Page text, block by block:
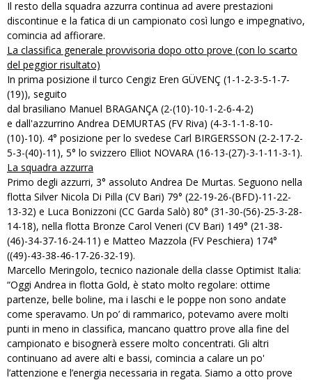
Il resto della squadra azzurra continua ad avere prestazioni
discontinue e la fatica di un campionato così lungo e impegnativo,
comincia ad affiorare.
La classifica generale provvisoria dopo otto prove (con lo scarto
del peggior risultato)
In prima posizione il turco Cengiz Eren GÜVENÇ (1-1-2-3-5-1-7-
(19)), seguito
dal brasiliano Manuel BRAGANÇA (2-(10)-10-1-2-6-4-2)
e dall'azzurrino Andrea DEMURTAS (FV Riva) (4-3-1-1-8-10-
(10)-10). 4° posizione per lo svedese Carl BIRGERSSON (2-2-17-2-
5-3-(40)-11), 5° lo svizzero Elliot NOVARA (16-13-(27)-3-1-11-3-1).
La squadra azzurra
Primo degli azzurri, 3° assoluto Andrea De Murtas. Seguono nella
flotta Silver Nicola Di Pilla (CV Bari) 79° (22-19-26-(BFD)-11-22-
13-32) e Luca Bonizzoni (CC Garda Salò) 80° (31-30-(56)-25-3-28-
14-18), nella flotta Bronze Carol Veneri (CV Bari) 149° (21-38-
(46)-34-37-16-24-11) e Matteo Mazzola (FV Peschiera) 174°
((49)-43-38-46-17-26-32-19).
Marcello Meringolo, tecnico nazionale della classe Optimist Italia:
“Oggi Andrea in flotta Gold, è stato molto regolare: ottime
partenze, belle boline, ma i laschi e le poppe non sono andate
come speravamo. Un po’ di rammarico, potevamo avere molti
punti in meno in classifica, mancano quattro prove alla fine del
campionato e bisognerà essere molto concentrati. Gli altri
continuano ad avere alti e bassi, comincia a calare un po'
l’attenzione e l’energia necessaria in regata. Siamo a otto prove